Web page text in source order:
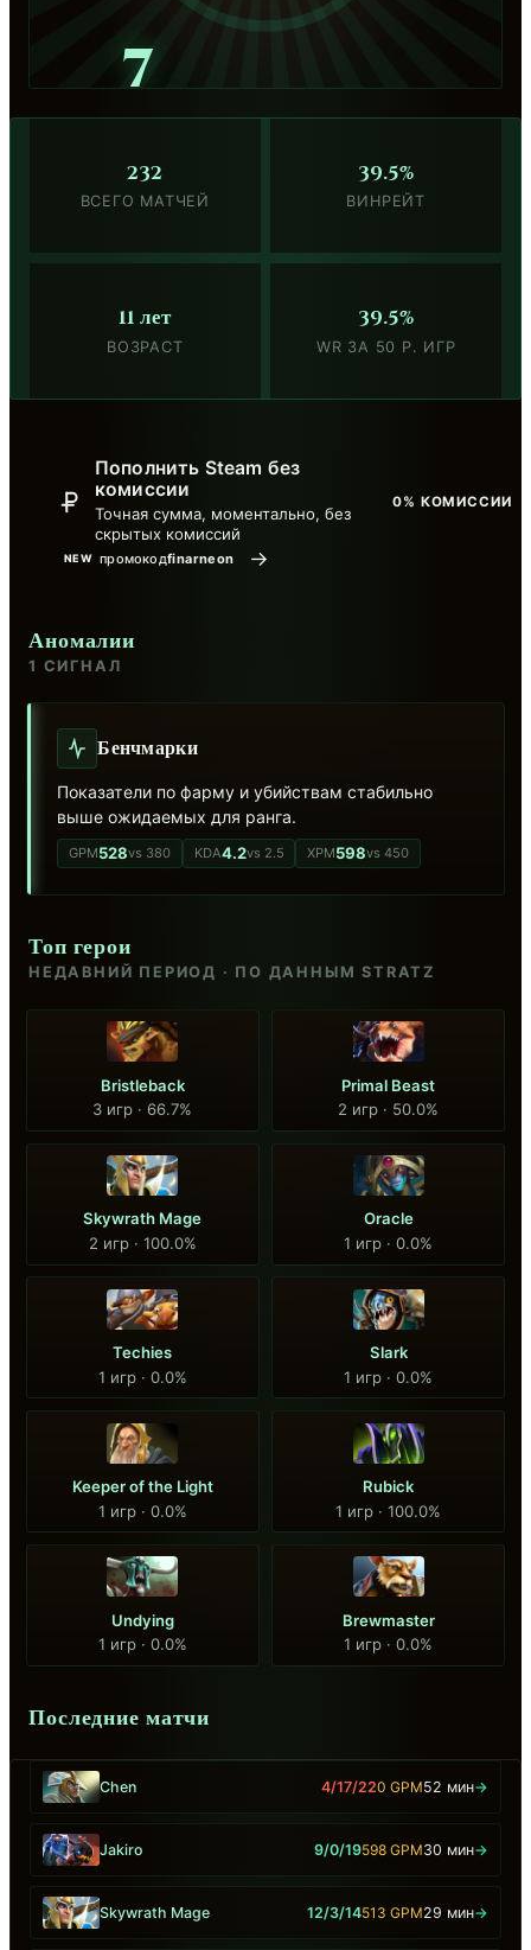
7
232
ВСЕГО МАТЧЕЙ
39.5%
ВИНРЕЙТ
11 лет
ВОЗРАСТ
39.5%
WR ЗА 50 Р. ИГР
0% КОМИССИИ
NEW промокодfinarneon
Пополнить Steam без
комиссии
Точная сумма, моментально, без
скрытых комиссий
→
Аномалии
1 СИГНАЛ
Бенчмарки
Показатели по фарму и убийствам стабильно
выше ожидаемых для ранга.
GPM528vs 380 KDA4.2vs 2.5 XPM598vs 450
Топ герои
НЕДАВНИЙ ПЕРИОД · ПО ДАННЫМ STRATZ
Bristleback
3 игр · 66.7%
Primal Beast
2 игр · 50.0%
Skywrath Mage
2 игр · 100.0%
Oracle
1 игр · 0.0%
Techies
1 игр · 0.0%
Slark
1 игр · 0.0%
Keeper of the Light
1 игр · 0.0%
Rubick
1 игр · 100.0%
Undying
1 игр · 0.0%
Brewmaster
1 игр · 0.0%
Последние матчи
Chen 4/17/220 GPM52 мин→
Jakiro 9/0/19598 GPM30 мин→
Skywrath Mage 12/3/14513 GPM29 мин→